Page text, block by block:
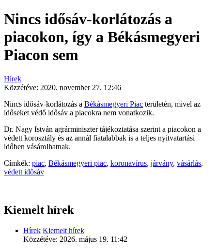
Nincs idősáv-korlátozás a
piacokon, így a Békásmegyeri
Piacon sem
Hírek
Közzétéve: 2020. november 27. 12:46
Nincs idősáv-korlátozás a Békásmegyeri Piac területén, mivel az
időseket védő idősáv a piacokra nem vonatkozik.
Dr. Nagy István agrárminiszter tájékoztatása szerint a piacokon a
védett korosztály és az annál fiatalabbak is a teljes nyitvatartási
időben vásárolhatnak.
Címkék: piac, Békásmegyeri piac, koronavírus, járvány, vásárlás,
védett idősáv
Kiemelt hírek
Hírek Kiemelt hírek
Közzétéve: 2026. május 19. 11:42